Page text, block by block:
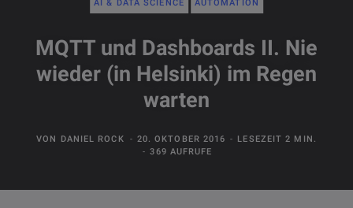
AI & DATA SCIENCE AUTOMATION
MQTT und Dashboards II. Nie
wieder (in Helsinki) im Regen
warten
VON DANIEL ROCK 20. OKTOBER 2016
LESEZEIT 2 MIN.
369 AUFRUFE